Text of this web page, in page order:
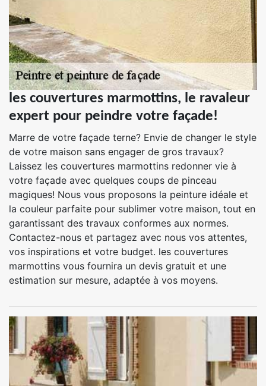
les couvertures marmottins, le ravaleur
expert pour peindre votre façade!
Marre de votre façade terne? Envie de changer le style
de votre maison sans engager de gros travaux?
Laissez les couvertures marmottins redonner vie à
votre façade avec quelques coups de pinceau
magiques! Nous vous proposons la peinture idéale et
la couleur parfaite pour sublimer votre maison, tout en
garantissant des travaux conformes aux normes.
Contactez-nous et partagez avec nous vos attentes,
vos inspirations et votre budget. les couvertures
marmottins vous fournira un devis gratuit et une
estimation sur mesure, adaptée à vos moyens.